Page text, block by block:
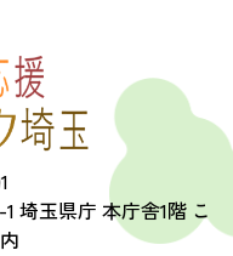
埼玉県庁 本庁舎1階 こ